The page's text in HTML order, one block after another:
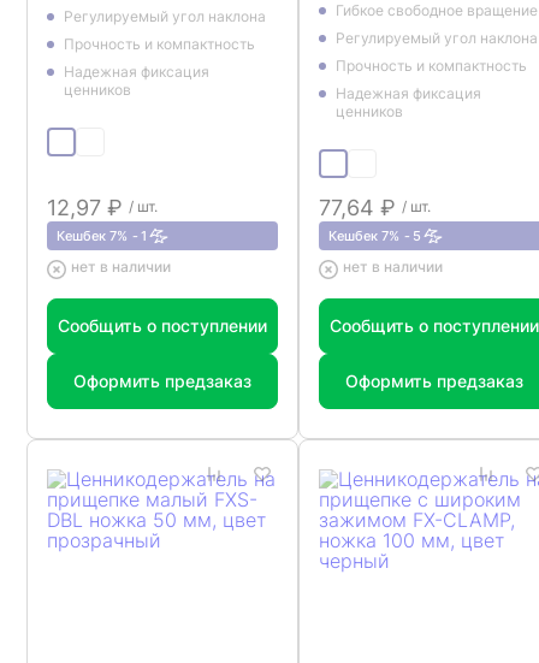
Регулируемый угол наклона
Прочность и компактность
Надежная фиксация
ценников
12,97 ₽ / шт.
Кешбек 7% 1
нет в наличии
Сообщить о поступлении
Оформить предзаказ
Гибкое свободное вращение
Регулируемый угол наклона
Прочность и компактность
Надежная фиксация
ценников
77,64 ₽ / шт.
Кешбек 7% 5
нет в наличии
Сообщить о поступлении
Оформить предзаказ